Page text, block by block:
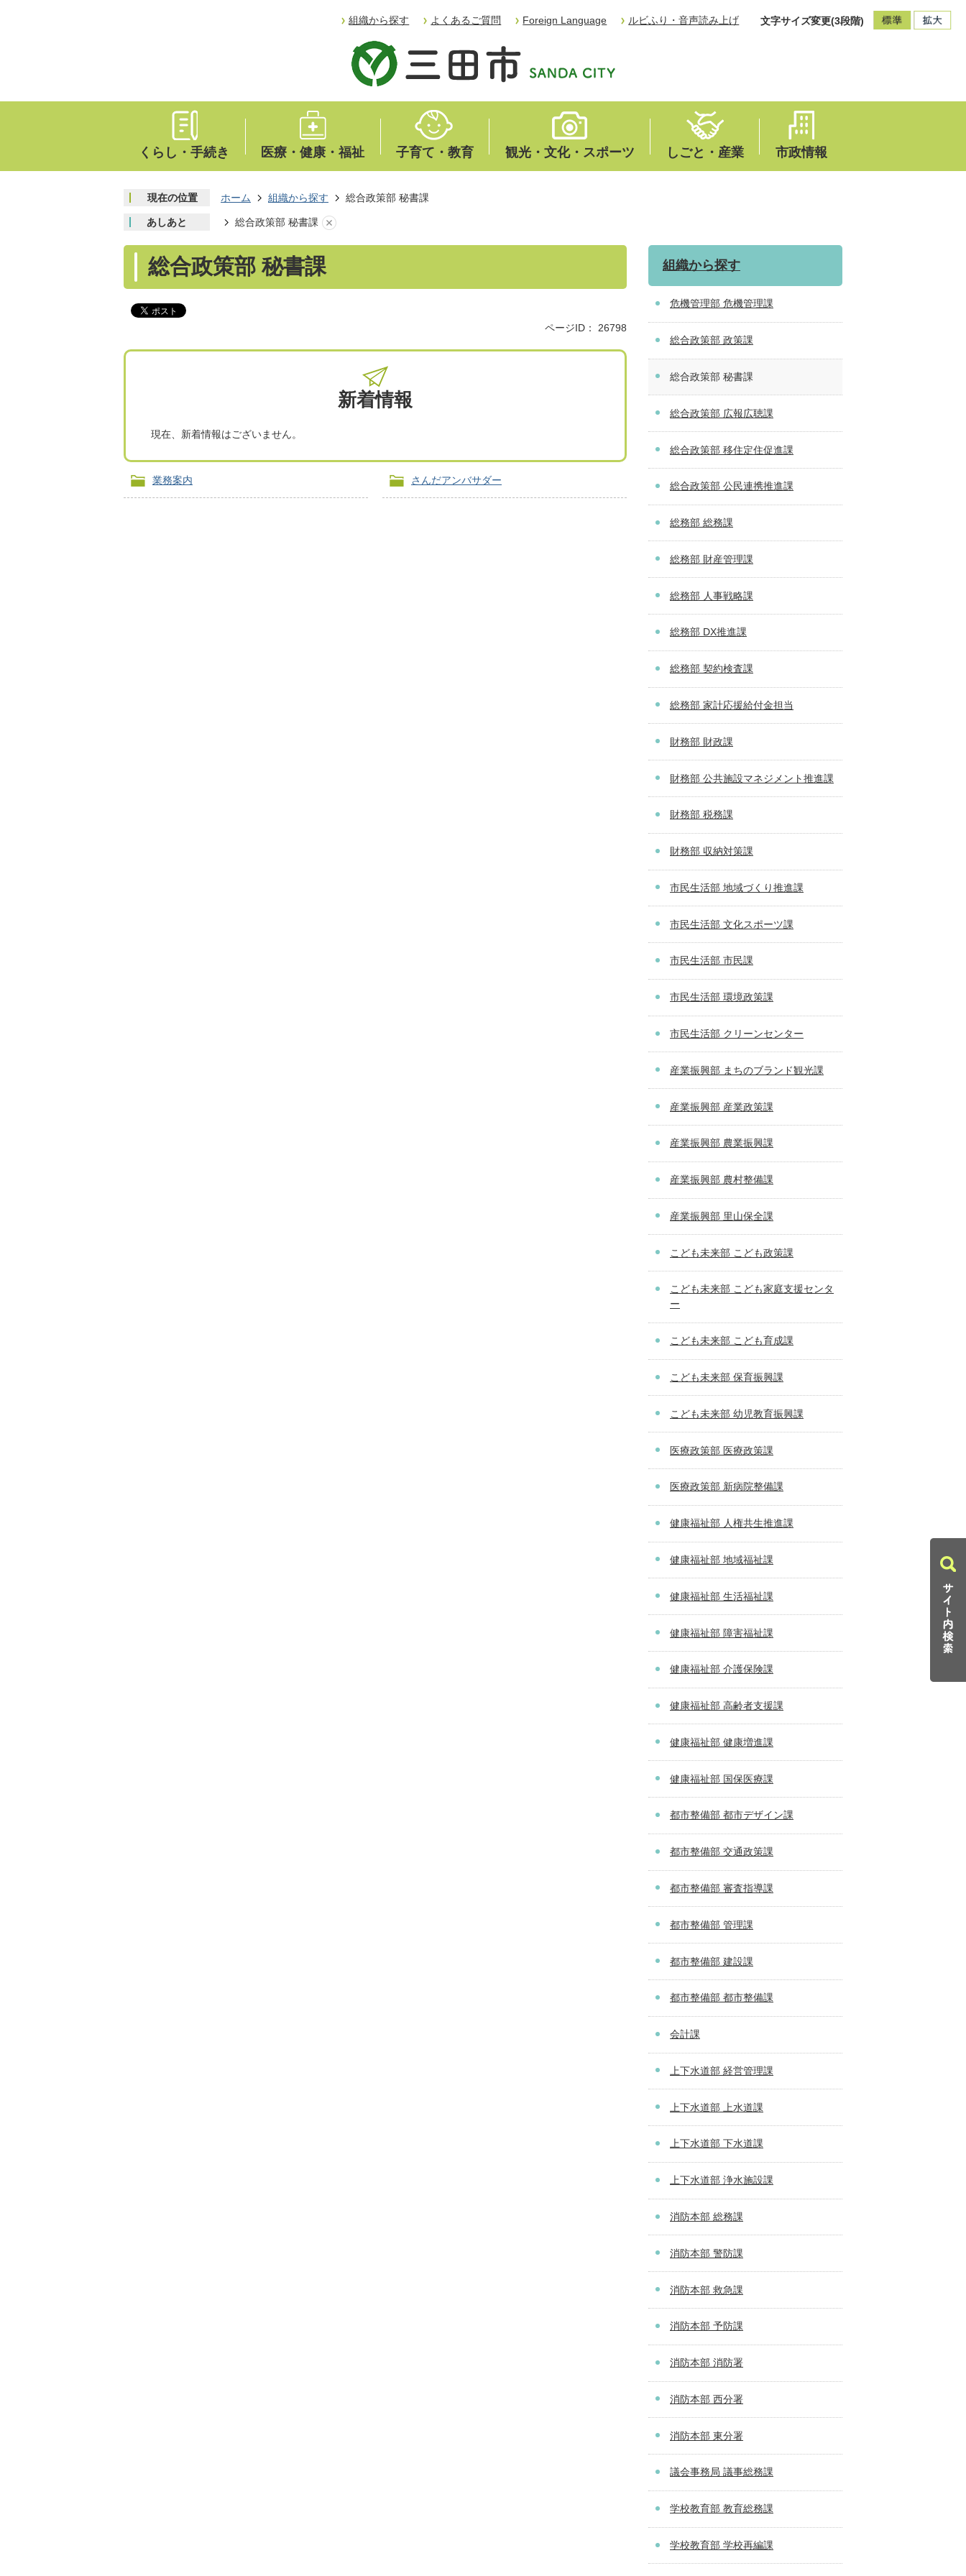
組織から探す よくあるご質問 Foreign Language ルビふり・音声読み上げ 文字サイズ変更(3段階)
くらし・手続き 医療・健康・福祉 子育て・教育 観光・文化・スポーツ しごと・産業 市政情報
現在の位置 ホーム 組織から探す 総合政策部 秘書課
あしあと 総合政策部 秘書課
総合政策部 秘書課
ページID： 26798
新着情報
現在、新着情報はございません。
業務案内 さんだアンバサダー
組織から探す
危機管理部 危機管理課
総合政策部 政策課
総合政策部 秘書課
総合政策部 広報広聴課
総合政策部 移住定住促進課
総合政策部 公民連携推進課
総務部 総務課
総務部 財産管理課
総務部 人事戦略課
総務部 DX推進課
総務部 契約検査課
総務部 家計応援給付金担当
財務部 財政課
財務部 公共施設マネジメント推進課
財務部 税務課
財務部 収納対策課
市民生活部 地域づくり推進課
市民生活部 文化スポーツ課
市民生活部 市民課
市民生活部 環境政策課
市民生活部 クリーンセンター
産業振興部 まちのブランド観光課
産業振興部 産業政策課
産業振興部 農業振興課
産業振興部 農村整備課
産業振興部 里山保全課
こども未来部 こども政策課
こども未来部 こども家庭支援センタ
ー
こども未来部 こども育成課
こども未来部 保育振興課
こども未来部 幼児教育振興課
医療政策部 医療政策課
医療政策部 新病院整備課
健康福祉部 人権共生推進課
健康福祉部 地域福祉課
健康福祉部 生活福祉課
健康福祉部 障害福祉課
健康福祉部 介護保険課
健康福祉部 高齢者支援課
健康福祉部 健康増進課
健康福祉部 国保医療課
都市整備部 都市デザイン課
都市整備部 交通政策課
都市整備部 審査指導課
都市整備部 管理課
都市整備部 建設課
都市整備部 都市整備課
会計課
上下水道部 経営管理課
上下水道部 上水道課
上下水道部 下水道課
上下水道部 浄水施設課
消防本部 総務課
消防本部 警防課
消防本部 救急課
消防本部 予防課
消防本部 消防署
消防本部 西分署
消防本部 東分署
議会事務局 議事総務課
学校教育部 教育総務課
学校教育部 学校再編課